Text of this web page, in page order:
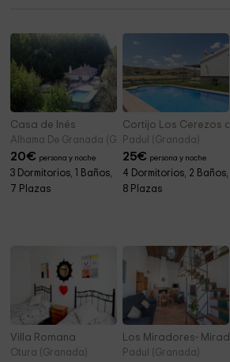
Casa de Inés
Alhama De Granada (Granada)
20€ persona y noche
3 Dormitorios, 1 Baños,
7 Plazas
Cortijo Los Cerezos
Padul (Granada)
25€ persona y noche
4 Dormitorios, 2 Baños,
8 Plazas
Villa Romana
Otura (Granada)
Los Miradores-
Padul (Granada)